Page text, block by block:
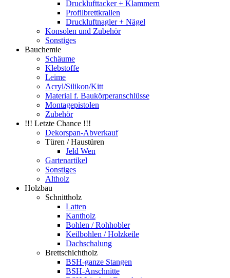
Drucklufttacker + Klammern
Profilbrettkrallen
Druckluftnagler + Nägel
Konsolen und Zubehör
Sonstiges
Bauchemie
Schäume
Klebstoffe
Leime
Acryl/Silikon/Kitt
Material f. Baukörperanschlüsse
Montagepistolen
Zubehör
!!! Letzte Chance !!!
Dekorspan-Abverkauf
Türen / Haustüren
Jeld Wen
Gartenartikel
Sonstiges
Altholz
Holzbau
Schnittholz
Latten
Kantholz
Bohlen / Rohhobler
Keilbohlen / Holzkeile
Dachschalung
Brettschichtholz
BSH-ganze Stangen
BSH-Anschnitte